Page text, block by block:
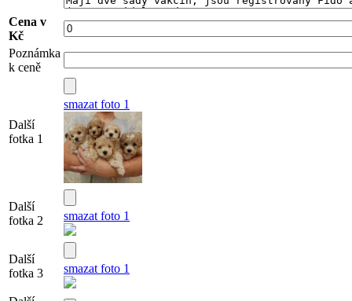
Cena v
Kč
Poznámka
k ceně
Další
fotka 1
smazat foto 1
Další
fotka 2
smazat foto 1
Další
fotka 3
smazat foto 1